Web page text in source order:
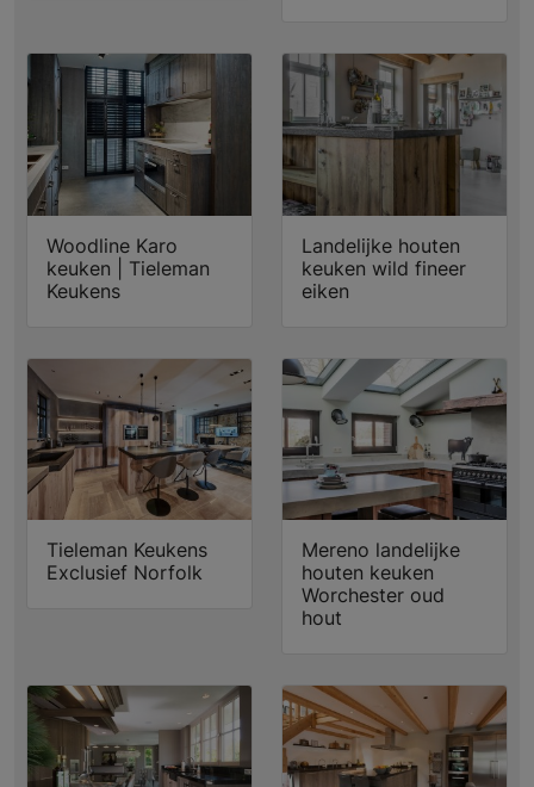
Woodline Karo
keuken | Tieleman
Keukens
Landelijke houten
keuken wild fineer
eiken
Tieleman Keukens
Exclusief Norfolk
Mereno landelijke
houten keuken
Worchester oud
hout